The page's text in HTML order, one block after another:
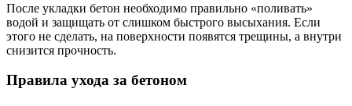
После укладки бетон необходимо правильно «поливать»
водой и защищать от слишком быстрого высыхания. Если
этого не сделать, на поверхности появятся трещины, а внутри
снизится прочность.
Правила ухода за бетоном